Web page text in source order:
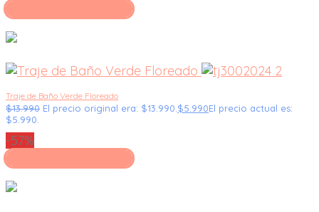
Seleccionar opciones
Traje de Baño Verde Floreado
$13.990 El precio original era: $13.990. $5.990El precio actual es:
$5.990.
-57%
Seleccionar opciones